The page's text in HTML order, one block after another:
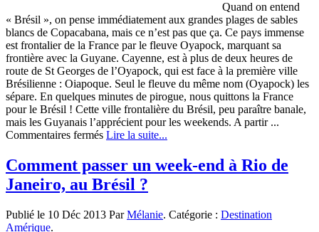
Quand on entend
« Brésil », on pense immédiatement aux grandes plages de sables
blancs de Copacabana, mais ce n’est pas que ça. Ce pays immense
est frontalier de la France par le fleuve Oyapock, marquant sa
frontière avec la Guyane. Cayenne, est à plus de deux heures de
route de St Georges de l’Oyapock, qui est face à la première ville
Brésilienne : Oiapoque. Seul le fleuve du même nom (Oyapock) les
sépare. En quelques minutes de pirogue, nous quittons la France
pour le Brésil ! Cette ville frontalière du Brésil, peu paraître banale,
mais les Guyanais l’apprécient pour les weekends. A partir ...
Commentaires ferméssur
Brésil
a
deux
de
Lire la suite...
Comment passer un week-end à Rio de
Janeiro, au Brésil ?
Publié le 10 Déc 2013 ParMélanie. Catégorie : Destination
Amérique.